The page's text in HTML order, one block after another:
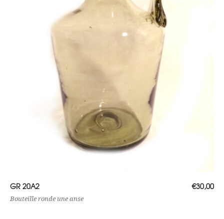
Lire la suite
GR 20A2 €30,00
Bouteille ronde une anse